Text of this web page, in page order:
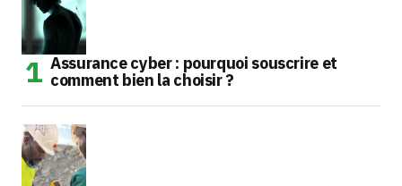
Assurance cyber : pourquoi souscrire et
comment bien la choisir ?